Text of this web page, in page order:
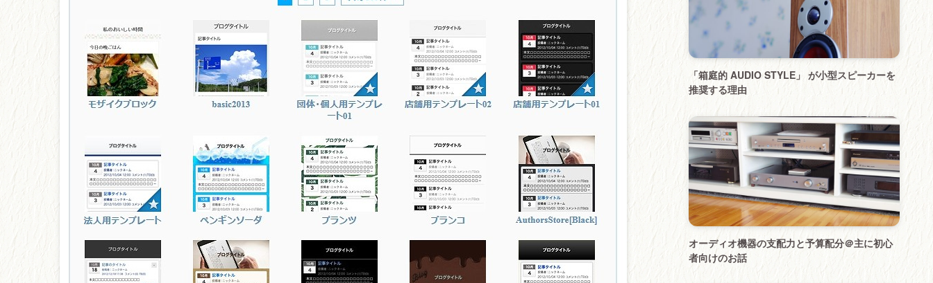
「箱庭的 AUDIO STYLE」 が小型スピーカーを
推奨する理由
オーディオ機器の支配力と予算配分＠主に初心
者向けのお話